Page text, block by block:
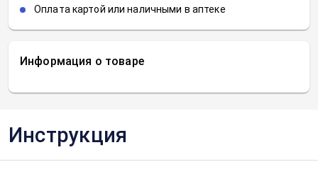
Информация о товаре
Оплата картой или наличными в аптеке
Инструкция